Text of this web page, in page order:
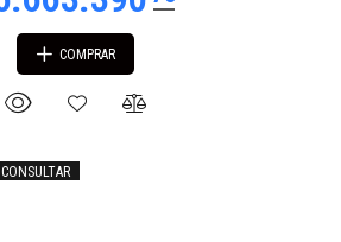
COMPRAR
CONSULTAR